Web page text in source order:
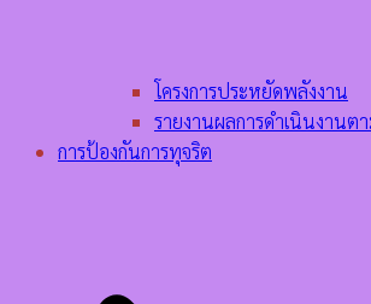
โครงการประหยัดพลังงาน
รายงานผลการดำเนินงานตา
การป้องกันการทุจริต